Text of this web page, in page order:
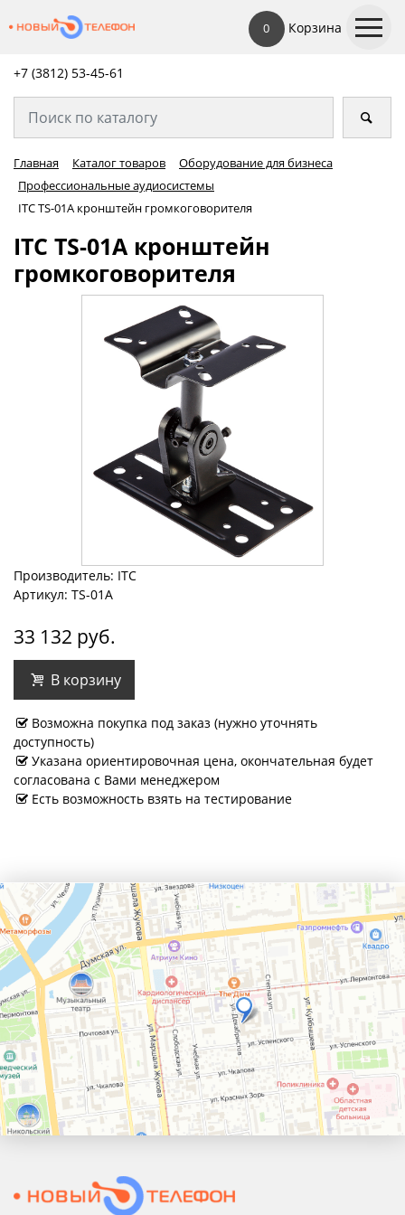
0 Корзина
+7 (3812) 53-45-61
Главная Каталог товаров
Оборудование для бизнеса
Профессиональные аудиосистемы
ITC TS-01A кронштейн громкоговорителя
ITC TS-01A кронштейн
громкоговорителя
Производитель: ITC
Артикул: TS-01A
33 132 руб.
В корзину
Возможна покупка под заказ (нужно уточнять
доступность)
Указана ориентировочная цена, окончательная будет
согласована с Вами менеджером
Есть возможность взять на тестирование